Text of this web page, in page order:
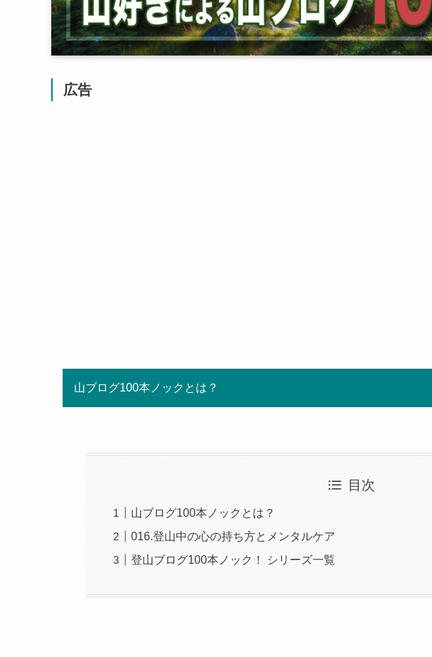
広告
山ブログ100本ノックとは？
目次
山ブログ100本ノックとは？
016.登山中の心の持ち方とメンタルケア
登山ブログ100本ノック！ シリーズ一覧